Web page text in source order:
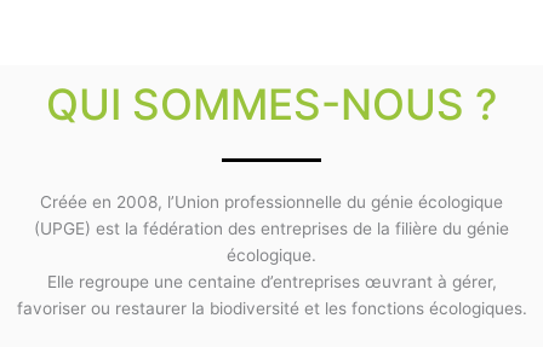
QUI SOMMES-NOUS ?
Créée en 2008, l’Union professionnelle du génie écologique
(UPGE) est la fédération des entreprises de la filière du génie
écologique.
Elle regroupe une centaine d’entreprises œuvrant à gérer,
favoriser ou restaurer la biodiversité et les fonctions écologiques.